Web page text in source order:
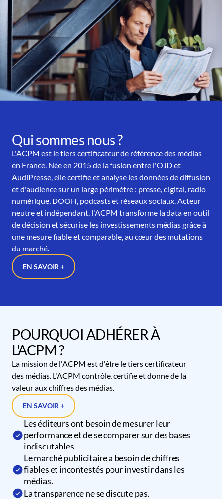
Qui sommes nous ?
L'ACPM est le tiers certificateur de référence des médias
en France. Née en 2015 de la fusion entre l'OJD et
AudiPresse, elle certifie et analyse les données de diffusion
et d'audience sur un large périmètre : presse, digital, radio
numérique, DOOH, podcasts et réseaux sociaux. Acteur
neutre et indépendant, l'ACPM transforme la data en outil
de décision et sécurise les investissements médias grâce à
une mesure fiable et comparable, au cœur des mutations
du marché.
EN SAVOIR +
POURQUOI ADHÉRER À
L'ACPM ?
La mission de l'ACPM est d'être le tiers certificateur
des médias. L'ACPM contrôle, certifie et donne de la
valeur aux chiffres des médias.
EN SAVOIR +
Les éditeurs ont besoin de mesurer leur
performance et de se comparer sur des bases
indiscutables.
Le marché publicitaire a besoin de chiffres
fiables et incontestés pour investir dans les
médias.
La transparence ne se discute pas.